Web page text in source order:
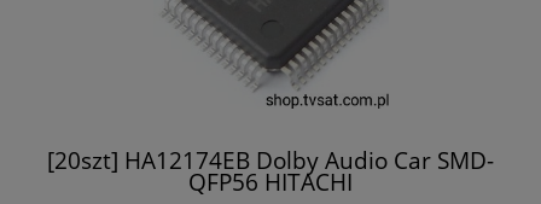
[20szt] HA12174EB Dolby Audio Car SMD-
QFP56 HITACHI